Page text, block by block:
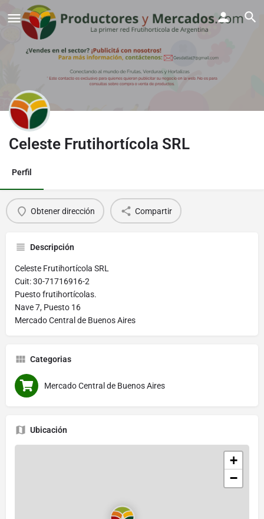
Celeste Frutihortícola SRL
Perfil
Obtener dirección Compartir
Descripción
Celeste Frutihortícola SRL
Cuit: 30-71716916-2
Puesto frutihortícolas.
Nave 7, Puesto 16
Mercado Central de Buenos Aires
Categorias
Mercado Central de Buenos Aires
Ubicación
+
−